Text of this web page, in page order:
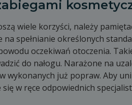
wiele korzyści, należy
na spełnianie określonych
oczekiwań otoczenia.
do nałogu. Narażone na
wykonanych już popraw. Aby
w ręce odpowiednich